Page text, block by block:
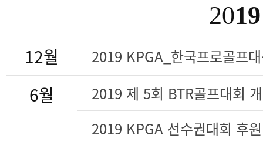
2019
12월 2019 KPGA_한국프로골프
6월
2019 제 5회 BTR골프대회
2019 KPGA 선수권대회 후원